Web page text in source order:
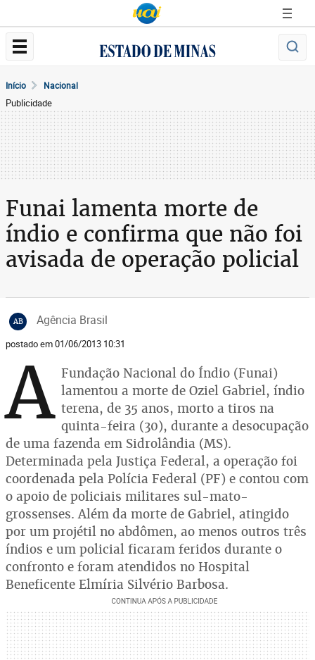
Início Nacional
Publicidade
Funai lamenta morte de
índio e confirma que não foi
avisada de operação policial
AB Agência Brasil
postado em 01/06/2013 10:31
A Fundação Nacional do Índio (Funai)
lamentou a morte de Oziel Gabriel, índio
terena, de 35 anos, morto a tiros na
quinta-feira (30), durante a desocupação
de uma fazenda em Sidrolândia (MS).
Determinada pela Justiça Federal, a operação foi
coordenada pela Polícia Federal (PF) e contou com
o apoio de policiais militares sul-mato-
grossenses. Além da morte de Gabriel, atingido
por um projétil no abdômen, ao menos outros três
índios e um policial ficaram feridos durante o
confronto e foram atendidos no Hospital
Beneficente Elmíria Silvério Barbosa.